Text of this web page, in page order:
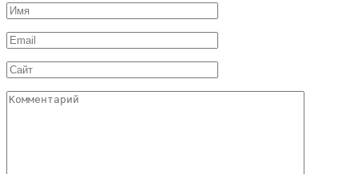
Имя
*
Email
*
Сайт
Комментарий